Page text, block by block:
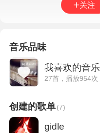
关注
音乐品味
我喜欢的音乐
27首，播放954次
创建的歌单(7)
gidle